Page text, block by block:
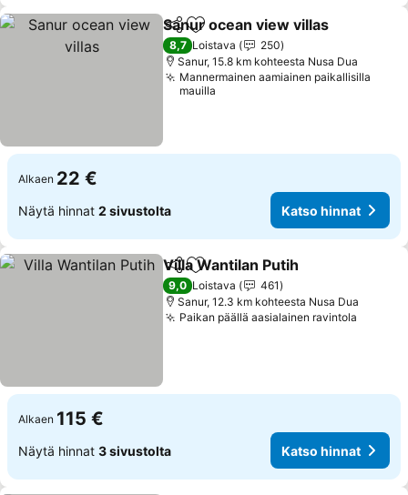
Jaa Lisää suosikkeihin
Sanur ocean view villas
8,7 Loistava
250
Sanur, 15.8 km kohteesta Nusa Dua
Mannermainen aamiainen paikallisilla
mauilla
Alkaen 22 €
Näytä hinnat 2 sivustolta Katso hinnat
Jaa Lisää suosikkeihin
Villa Wantilan Putih
9,0 Loistava
461
Sanur, 12.3 km kohteesta Nusa Dua
Paikan päällä aasialainen ravintola
Alkaen 115 €
Näytä hinnat 3 sivustolta Katso hinnat